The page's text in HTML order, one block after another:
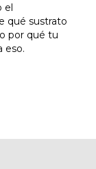
el
qué sustrato
por qué tu
eso.